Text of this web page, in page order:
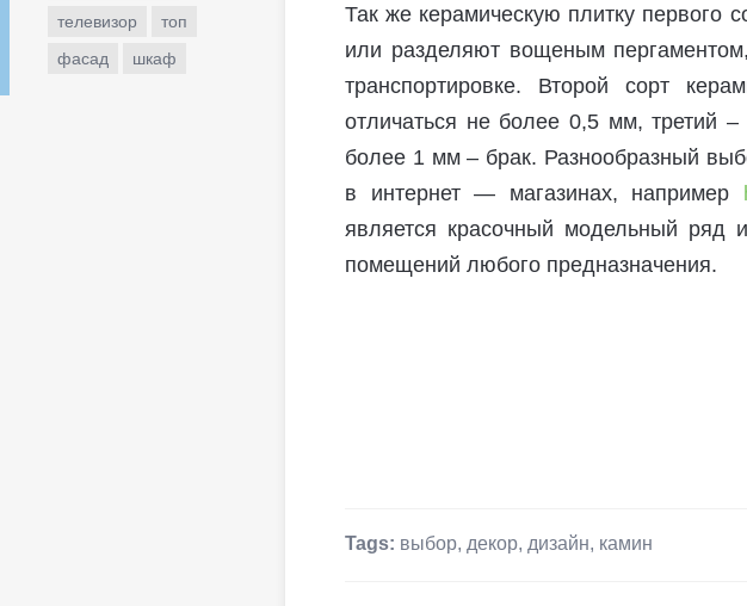
телевизор
топ
фасад
шкаф
Так же керамическую плитку первого
или разделяют вощеным
транспортировке. Второй сорт
отличаться не более 0,5 мм, третий
более 1 мм – брак. Разнообразный
в интернет — магазинах, например
является красочный модельный ряд
помещений любого предназначения.
Tags: выбор, декор, дизайн, камин